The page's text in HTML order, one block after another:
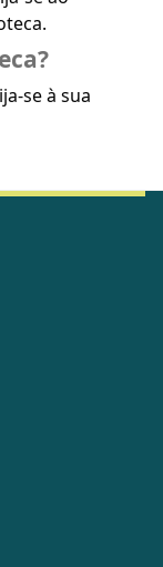
se à sua